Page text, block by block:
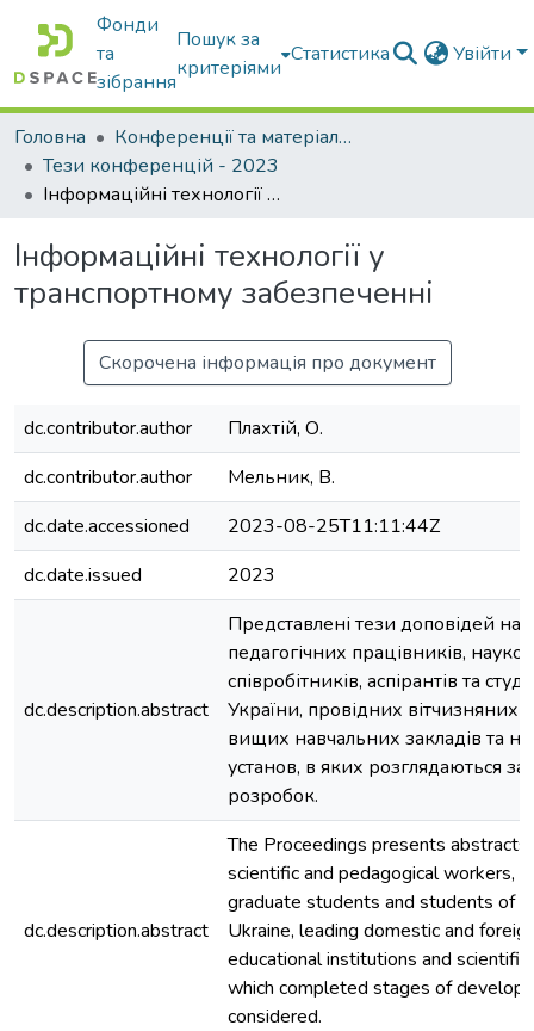
Фонди
та
зібрання
Пошук за
критеріями
Статистика Увійти
Головна
Конференції та матеріали конференцій
Тези конференцій - 2023
Інформаційні технології у транспортному забезпеченні
Інформаційні технології у
транспортному забезпеченні
Скорочена інформація про документ
dc.contributor.author
Плахтій, О.
dc.contributor.author
Мельник, В.
dc.date.accessioned
2023-08-25T11:11:44Z
dc.date.issued
2023
dc.description.abstract
Представлені тези доповідей
педагогічних працівників,
співробітників, аспірантів та
України, провідних вітчизняних
вищих навчальних закладів та
установ, в яких розглядаються
розробок.
dc.description.abstract
The Proceedings presents
scientific and pedagogical workers,
graduate students and students of
Ukraine, leading domestic and
educational institutions and
which completed stages of
considered.